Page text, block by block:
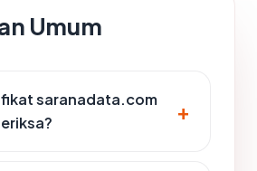
Umum
saranadata.com